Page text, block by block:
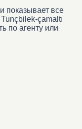
показывает все
çamaltı
по агенту или